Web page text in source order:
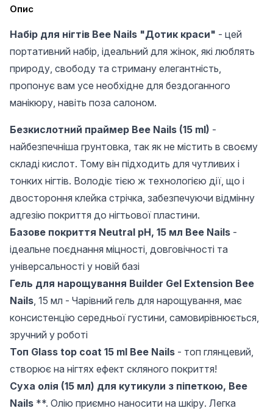
Опис
Набір для нігтів Bee Nails "Дотик краси" - цей
портативний набір, ідеальний для жінок, які люблять
природу, свободу та стриману елегантність,
пропонує вам усе необхідне для бездоганного
манікюру, навіть поза салоном.
Безкислотний праймер Bee Nails (15 ml) -
найбезпечніша грунтовка, так як не містить в своєму
складі кислот. Тому він підходить для чутливих і
тонких нігтів. Володіє тією ж технологією дії, що і
двостороння клейка стрічка, забезпечуючи відмінну
адгезію покриття до нігтьової пластини.
Базове покриття Neutral pH, 15 мл Bee Nails -
ідеальне поєднання міцності, довговічності та
універсальності у новій базі
Гель для нарощування Builder Gel Extension Bee
Nails, 15 мл - Чарівний гель для нарощування, має
консистенцію середньої густини, самовирівнюється,
зручний у роботі
Топ Glass top coat 15 ml Bee Nails - топ глянцевий,
створює на нігтях ефект скляного покриття!
Суха олія (15 мл) для кутикули з піпеткою, Bee
Nails **. Олію приємно наносити на шкіру. Легка